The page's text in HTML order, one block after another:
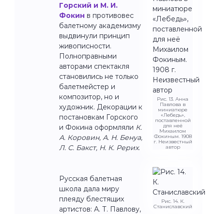
Рис. 13. Анна
Павлова в
миниатюре
«Лебедь»,
поставленной
для неё
Михаилом
Фокиным. 1908
г. Неизвестный
автор
Горский и М. И.
Фокин в противовес
балетному академизму
выдвинули принцип
живописности.
Полноправными
авторами спектакля
становились не только
балетмейстер и
композитор, но и
художник. Декорации к
постановкам Горского
и Фокина оформляли К.
А. Коровин, А. Н. Бенуа,
Л. С. Бакст, Н. К. Рерих.
Рис. 14. К.
Станиславский
Русская балетная
школа дала миру
плеяду блестящих
артистов: А. Т. Павлову,